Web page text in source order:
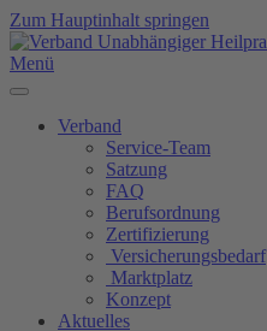
Zum Hauptinhalt springen
Menü
Verband
Service-Team
Satzung
FAQ
Berufsordnung
Zertifizierung
Versicherungsbedarf
Marktplatz
Konzept
Aktuelles